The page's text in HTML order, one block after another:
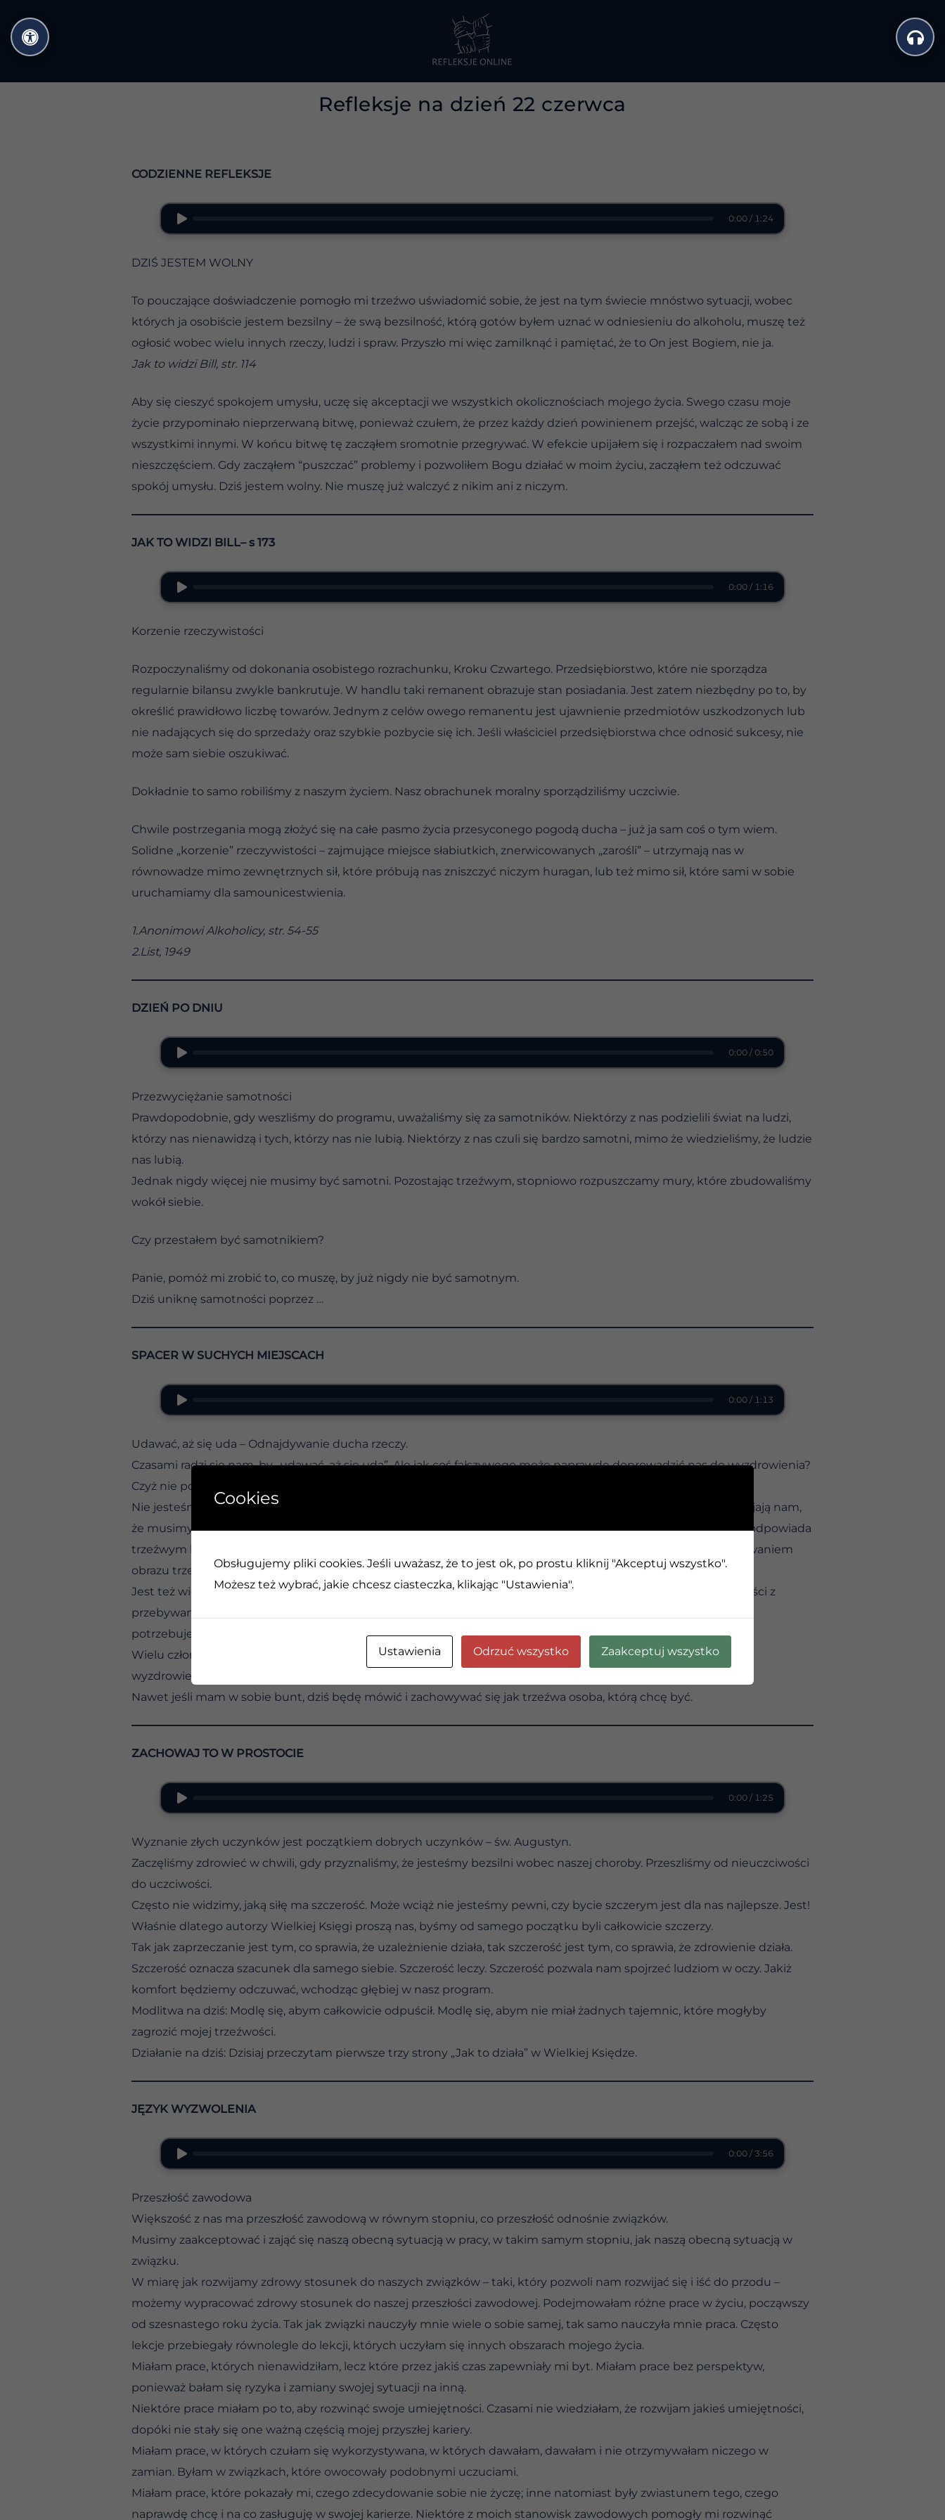
do
treści
Refleksje na dzień 22 czerwca
CODZIENNE REFLEKSJE
0:00 / 1:24
DZIŚ JESTEM WOLNY
To pouczające doświadczenie pomogło mi trzeźwo uświadomić sobie, że jest na tym świecie mnóstwo sytuacji, wobec
których ja osobiście jestem bezsilny – że swą bezsilność, którą gotów byłem uznać w odniesieniu do alkoholu, muszę też
ogłosić wobec wielu innych rzeczy, ludzi i spraw. Przyszło mi więc zamilknąć i pamiętać, że to On jest Bogiem, nie ja.
Jak to widzi Bill, str. 114
Aby się cieszyć spokojem umysłu, uczę się akceptacji we wszystkich okolicznościach mojego życia. Swego czasu moje
życie przypominało nieprzerwaną bitwę, ponieważ czułem, że przez każdy dzień powinienem przejść, walcząc ze sobą i ze
wszystkimi innymi. W końcu bitwę tę zacząłem sromotnie przegrywać. W efekcie upijałem się i rozpaczałem nad swoim
nieszczęściem. Gdy zacząłem “puszczać” problemy i pozwoliłem Bogu działać w moim życiu, zacząłem też odczuwać
spokój umysłu. Dziś jestem wolny. Nie muszę już walczyć z nikim ani z niczym.
JAK TO WIDZI BILL– s 173
0:00 / 1:16
Korzenie rzeczywistości
Rozpoczynaliśmy od dokonania osobistego rozrachunku, Kroku Czwartego. Przedsiębiorstwo, które nie sporządza
regularnie bilansu zwykle bankrutuje. W handlu taki remanent obrazuje stan posiadania. Jest zatem niezbędny po to, by
określić prawidłowo liczbę towarów. Jednym z celów owego remanentu jest ujawnienie przedmiotów uszkodzonych lub
nie nadających się do sprzedaży oraz szybkie pozbycie się ich. Jeśli właściciel przedsiębiorstwa chce odnosić sukcesy, nie
może sam siebie oszukiwać.
Dokładnie to samo robiliśmy z naszym życiem. Nasz obrachunek moralny sporządziliśmy uczciwie.
Chwile postrzegania mogą złożyć się na całe pasmo życia przesyconego pogodą ducha – już ja sam coś o tym wiem.
Solidne „korzenie” rzeczywistości – zajmujące miejsce słabiutkich, znerwicowanych „zarośli” – utrzymają nas w
równowadze mimo zewnętrznych sił, które próbują nas zniszczyć niczym huragan, lub też mimo sił, które sami w sobie
uruchamiamy dla samounicestwienia.
1.Anonimowi Alkoholicy, str. 54-55
2.List, 1949
DZIEŃ PO DNIU
0:00 / 0:50
Przezwyciężanie samotności
Prawdopodobnie, gdy weszliśmy do programu, uważaliśmy się za samotników. Niektórzy z nas podzielili świat na ludzi,
którzy nas nienawidzą i tych, którzy nas nie lubią. Niektórzy z nas czuli się bardzo samotni, mimo że wiedzieliśmy, że ludzie
nas lubią.
Jednak nigdy więcej nie musimy być samotni. Pozostając trzeźwym, stopniowo rozpuszczamy mury, które zbudowaliśmy
wokół siebie.
Czy przestałem być samotnikiem?
Panie, pomóż mi zrobić to, co muszę, by już nigdy nie być samotnym.
Dziś uniknę samotności poprzez …
SPACER W SUCHYCH MIEJSCACH
0:00 / 1:13
Udawać, aż się uda – Odnajdywanie ducha rzeczy.
Czasami radzi się nam, by „udawać, aż się uda”. Ale jak coś fałszywego może naprawdę doprowadzić nas do wyzdrowienia?
Czyż nie powiedziano nam, że jest to program uczciwości?
Nie jesteśmy nieuczciwi, zmuszając się do aktywnego zaangażowania w AA. Ruchy samopomocowe od lat wpajają nam,
że musimy ukształtować w sobie obraz tego, kim chcemy być, aby osiągnąć nasze cele. Tworzymy obraz, który odpowiada
trzeźwym ludziom, którymi chcemy być. W rzeczywistości ćwiczymy trzeźwe życie i pracujemy nad zaakceptowaniem
obrazu trzeźwości w naszych sercach.
Jest też wiele do powiedzenia na temat „udawania” na tyle, by uczęszczać na mityngi i próbować czerpać korzyści z
przebywania z ludźmi….., nawet tymi, których nie lubimy. To stawia nas w kolejce do zmiany, której naprawdę
potrzebujemy.
Wielu członków mówi, że w pierwszych miesiącach lub latach trzeźwości „nie dawali rady”. Jeśli to przyniosło
wyzdrowienie, musiało to być właściwe podejście.
Nawet jeśli mam w sobie bunt, dziś będę mówić i zachowywać się jak trzeźwa osoba, którą chcę być.
ZACHOWAJ TO W PROSTOCIE
0:00 / 1:25
Wyznanie złych uczynków jest początkiem dobrych uczynków – św. Augustyn.
Zaczęliśmy zdrowieć w chwili, gdy przyznaliśmy, że jesteśmy bezsilni wobec naszej choroby. Przeszliśmy od nieuczciwości
do uczciwości.
Często nie widzimy, jaką siłę ma szczerość. Może wciąż nie jesteśmy pewni, czy bycie szczerym jest dla nas najlepsze. Jest!
Właśnie dlatego autorzy Wielkiej Księgi proszą nas, byśmy od samego początku byli całkowicie szczerzy.
Tak jak zaprzeczanie jest tym, co sprawia, że uzależnienie działa, tak szczerość jest tym, co sprawia, że zdrowienie działa.
Szczerość oznacza szacunek dla samego siebie. Szczerość leczy. Szczerość pozwala nam spojrzeć ludziom w oczy. Jakiż
komfort będziemy odczuwać, wchodząc głębiej w nasz program.
Modlitwa na dziś: Modlę się, abym całkowicie odpuścił. Modlę się, abym nie miał żadnych tajemnic, które mogłyby
zagrozić mojej trzeźwości.
Działanie na dziś: Dzisiaj przeczytam pierwsze trzy strony „Jak to działa” w Wielkiej Księdze.
JĘZYK WYZWOLENIA
0:00 / 3:56
Przeszłość zawodowa
Większość z nas ma przeszłość zawodową w równym stopniu, co przeszłość odnośnie związków.
Musimy zaakceptować i zająć się naszą obecną sytuacją w pracy, w takim samym stopniu, jak naszą obecną sytuacją w
związku.
W miarę jak rozwijamy zdrowy stosunek do naszych związków – taki, który pozwoli nam rozwijać się i iść do przodu –
możemy wypracować zdrowy stosunek do naszej przeszłości zawodowej. Podejmowałam różne prace w życiu, począwszy
od szesnastego roku życia. Tak jak związki nauczyły mnie wiele o sobie samej, tak samo nauczyła mnie praca. Często
lekcje przebiegały równolegle do lekcji, których uczyłam się innych obszarach mojego życia.
Miałam prace, których nienawidziłam, lecz które przez jakiś czas zapewniały mi byt. Miałam prace bez perspektyw,
ponieważ bałam się ryzyka i zamiany swojej sytuacji na inną.
Niektóre prace miałam po to, aby rozwinąć swoje umiejętności. Czasami nie wiedziałam, że rozwijam jakieś umiejętności,
dopóki nie stały się one ważną częścią mojej przyszłej kariery.
Miałam prace, w których czułam się wykorzystywana, w których dawałam, dawałam i nie otrzymywałam niczego w
zamian. Byłam w związkach, które owocowały podobnymi uczuciami.
Miałam prace, które pokazały mi, czego zdecydowanie sobie nie życzę; inne natomiast były zwiastunem tego, czego
naprawdę chcę i na co zasługuję w swojej karierze. Niektóre z moich stanowisk zawodowych pomogły mi rozwinąć
Cookies
Obsługujemy pliki cookies. Jeśli uważasz, że to jest ok, po prostu kliknij "Akceptuj wszystko".
Możesz też wybrać, jakie chcesz ciasteczka, klikając "Ustawienia".
Ustawienia Odrzuć wszystko Zaakceptuj wszystko